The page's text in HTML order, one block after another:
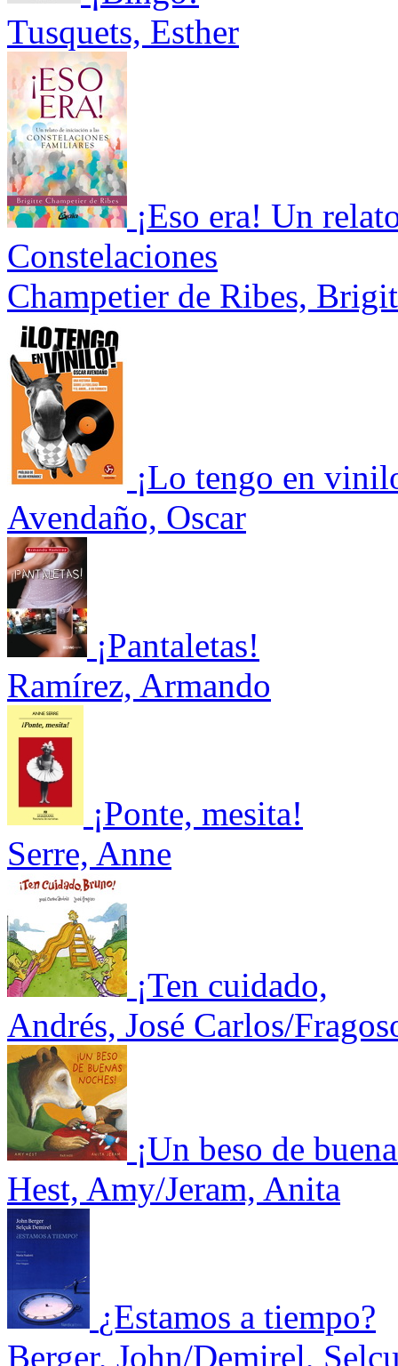
Tusquets, Esther
¡Eso era! Un
Constelaciones
Champetier de Ribes,
¡Lo tengo en
Avendaño, Oscar
¡Pantaletas!
Ramírez, Armando
¡Ponte, mesita!
Serre, Anne
¡Ten cuidado,
Andrés, José Carlos/
¡Un beso de
Hest, Amy/Jeram, Anita
¿Estamos a tiempo?
Berger, John/Demirel,